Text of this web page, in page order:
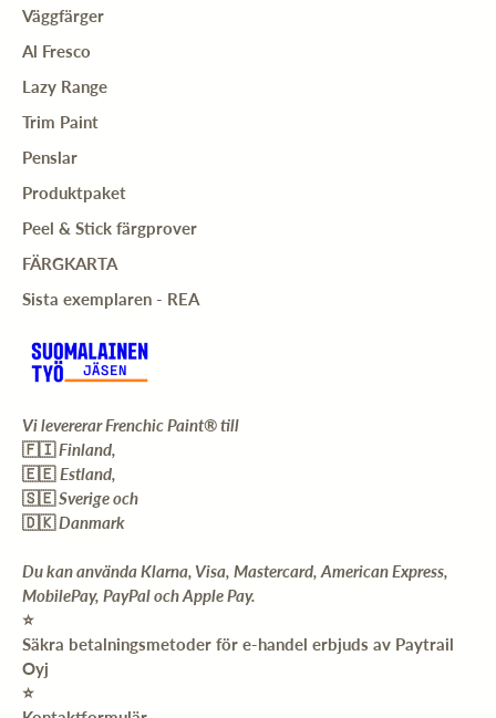
Väggfärger
Al Fresco
Lazy Range
Trim Paint
Penslar
Produktpaket
Peel & Stick färgprover
FÄRGKARTA
Sista exemplaren - REA
Vi levererar Frenchic Paint® till
🇫🇮Finland,
🇪🇪Estland,
🇸🇪Sverige och
🇩🇰Danmark
Du kan använda Klarna, Visa, Mastercard, American Express,
MobilePay, PayPal och Apple Pay.
⭐️
Säkra betalningsmetoder för e-handel erbjuds av Paytrail
Oyj
⭐️